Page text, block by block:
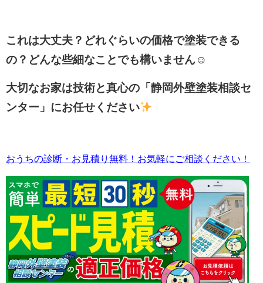
これは大丈夫？どれぐらいの価格で塗装できる
の？どんな些細なことでも構いません☺
大切なお家は技術と真心の「静岡外壁塗装相談セ
ンター」にお任せください
おうちの診断・お見積り無料！お気軽にご相談ください！